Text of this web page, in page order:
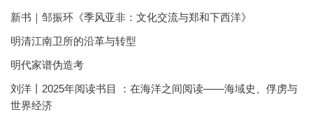
新书｜邹振环《季风亚非：文化交流与郑和下西洋》
明清江南卫所的沿革与转型
明代家谱伪造考
刘洋丨2025年阅读书目 ：在海洋之间阅读——海域史、俘虏与
世界经济